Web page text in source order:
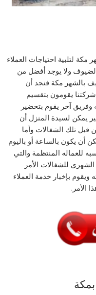
لتلبية احتياجات العملاء
ولا يوجد أفضل من
بالشهر مكة فنجد أن
شركتنا يقومون بتقسيم
وفريق آخر يقوم بتحضير
يمكن لسيدة المنزل أن
تلك الشغالات وأما
أن يكون بالساعة أو باليوم
للعماله المنتظمة والتي
للشغالات الأمر
بإخبار خدمة العملاء
الأمر.